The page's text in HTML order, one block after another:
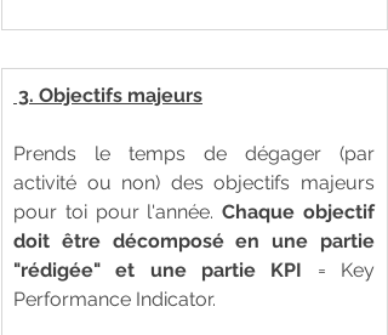
3. Objectifs majeurs
Prends le temps de dégager (par
activité ou non) des objectifs majeurs
pour toi pour l'année. Chaque objectif
doit être décomposé en une partie
"rédigée" et une partie KPI = Key
Performance Indicator.